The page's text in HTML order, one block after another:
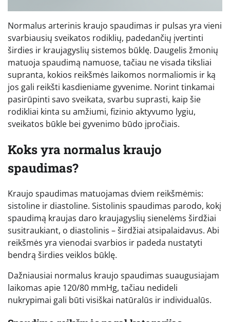
Normalus arterinis kraujo spaudimas ir pulsas yra vieni
svarbiausių sveikatos rodiklių, padedančių įvertinti
širdies ir kraujagyslių sistemos būklę. Daugelis žmonių
matuoja spaudimą namuose, tačiau ne visada tiksliai
supranta, kokios reikšmės laikomos normaliomis ir ką
jos gali reikšti kasdieniame gyvenime. Norint tinkamai
pasirūpinti savo sveikata, svarbu suprasti, kaip šie
rodikliai kinta su amžiumi, fizinio aktyvumo lygiu,
sveikatos būkle bei gyvenimo būdo įpročiais.
Koks yra normalus kraujo
spaudimas?
Kraujo spaudimas matuojamas dviem reikšmėmis:
sistoline ir diastoline. Sistolinis spaudimas parodo, kokį
spaudimą kraujas daro kraujagyslių sienelėms širdžiai
susitraukiant, o diastolinis – širdžiai atsipalaidavus. Abi
reikšmės yra vienodai svarbios ir padeda nustatyti
bendrą širdies veiklos būklę.
Dažniausiai normalus kraujo spaudimas suaugusiajam
laikomas apie 120/80 mmHg, tačiau nedideli
nukrypimai gali būti visiškai natūralūs ir individualūs.